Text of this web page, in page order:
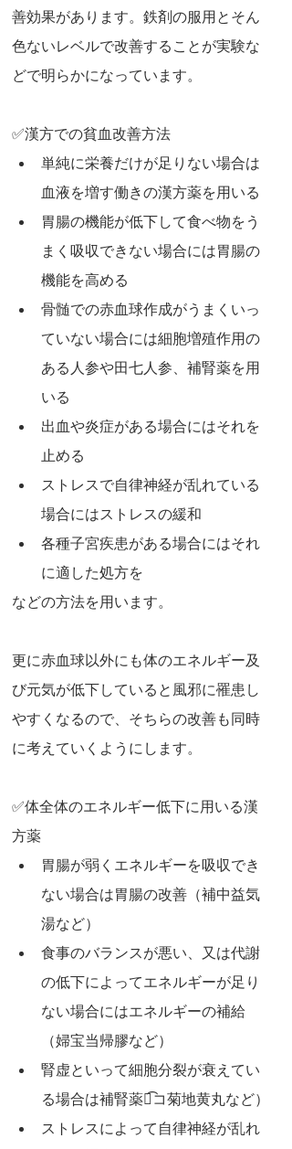
善効果があります。鉄剤の服用とそん
色ないレベルで改善することが実験な
どで明らかになっています。
✅漢方での貧血改善方法
単純に栄養だけが足りない場合は
血液を増す働きの漢方薬を用いる
胃腸の機能が低下して食べ物をう
まく吸収できない場合には胃腸の
機能を高める
骨髄での赤血球作成がうまくいっ
ていない場合には細胞増殖作用の
ある人参や田七人参、補腎薬を用
いる
出血や炎症がある場合にはそれを
止める
ストレスで自律神経が乱れている
場合にはストレスの緩和
各種子宮疾患がある場合にはそれ
に適した処方を
などの方法を用います。
更に赤血球以外にも体のエネルギー及
び元気が低下していると風邪に罹患し
やすくなるので、そちらの改善も同時
に考えていくようにします。
✅体全体のエネルギー低下に用いる漢
方薬
胃腸が弱くエネルギーを吸収でき
ない場合は胃腸の改善（補中益気
湯など）
食事のバランスが悪い、又は代謝
の低下によってエネルギーが足り
ない場合にはエネルギーの補給
（婦宝当帰膠など）
腎虚といって細胞分裂が衰えてい
る場合は補腎薬（͡コ菊地黄丸など）
ストレスによって自律神経が乱れ